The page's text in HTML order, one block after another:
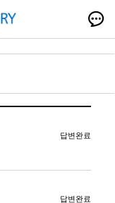
답변완료
답변완료